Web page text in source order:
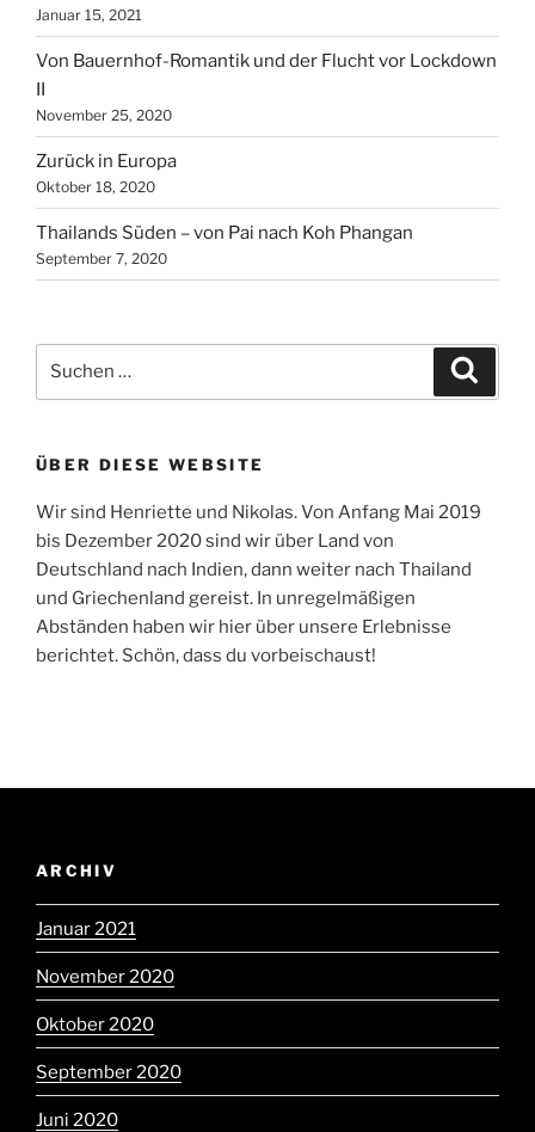
Januar 15, 2021
Von Bauernhof-Romantik und der Flucht vor Lockdown
II
November 25, 2020
Zurück in Europa
Oktober 18, 2020
Thailands Süden – von Pai nach Koh Phangan
September 7, 2020
nach:
ÜBER DIESE WEBSITE
Wir sind Henriette und Nikolas. Von Anfang Mai 2019
bis Dezember 2020 sind wir über Land von
Deutschland nach Indien, dann weiter nach Thailand
und Griechenland gereist. In unregelmäßigen
Abständen haben wir hier über unsere Erlebnisse
berichtet. Schön, dass du vorbeischaust!
ARCHIV
Januar 2021
November 2020
Oktober 2020
September 2020
Juni 2020